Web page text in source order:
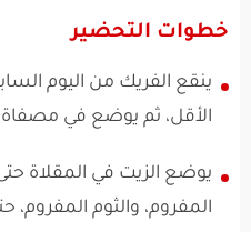
خطوات التحضير
الأقل، ثم يوضع في مصفاة
يوضع الزيت في المقلاة
المفروم، والثوم المفروم،